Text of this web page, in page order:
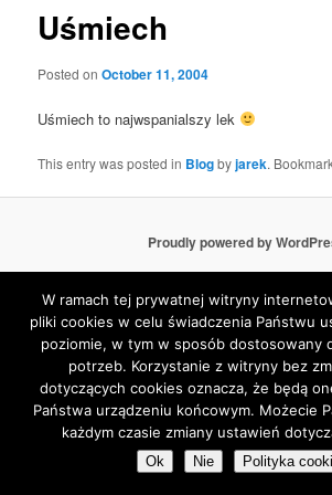
Uśmiech
Posted onOctober 11, 2004
Uśmiech to najwspanialszy lek
This entry was posted in Blogbyjarek.
Proudly powered by
W ramach tej prywatnej witryny
pliki cookies w celu świadczenia Państwu
poziomie, w tym w sposób dostosowany
potrzeb. Korzystanie z witryny bez
dotyczących cookies oznacza, że będą
Państwa urządzeniu końcowym. Możecie
każdym czasie zmiany ustawień
Ok Nie Polityka